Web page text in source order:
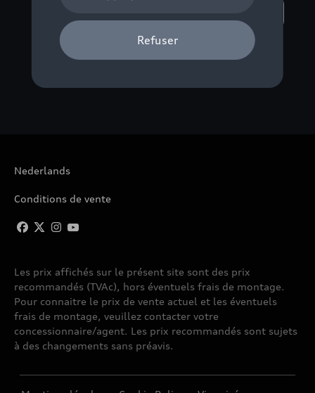
Nederlands
Conditions de vente
Les prix affichés sur le présent site sont des prix
recommandés (TVAc), hors éventuels frais de montage.
Pour connaitre le prix de vente actuel et les éventuels
frais de montage, veuillez contacter votre
concessionnaire/agent. Les prix recommandés sont sujets
à des changements sans préavis.